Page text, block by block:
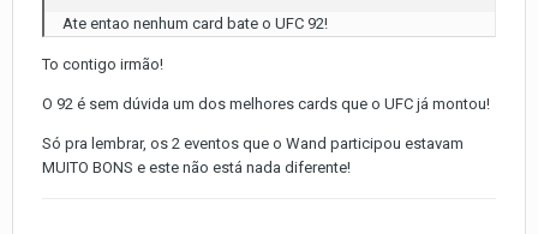
Ate entao nenhum card bate o UFC 92!
To contigo irmão!
O 92 é sem dúvida um dos melhores cards que o UFC já montou!
Só pra lembrar, os 2 eventos que o Wand participou estavam
MUITO BONS e este não está nada diferente!